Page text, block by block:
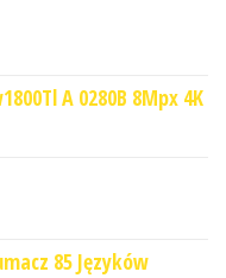
A 0280B 8Mpx 4K
85 Języków